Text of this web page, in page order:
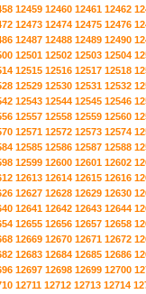
12459 12460 12461 12462
12473 12474 12475 12476
12487 12488 12489 12490
12501 12502 12503 12504
12515 12516 12517 12518
12529 12530 12531 12532
12543 12544 12545 12546
12557 12558 12559 12560
12571 12572 12573 12574
12585 12586 12587 12588
12599 12600 12601 12602
12613 12614 12615 12616
12627 12628 12629 12630
12641 12642 12643 12644
12655 12656 12657 12658
12669 12670 12671 12672
12683 12684 12685 12686
12697 12698 12699 12700
12711 12712 12713 12714